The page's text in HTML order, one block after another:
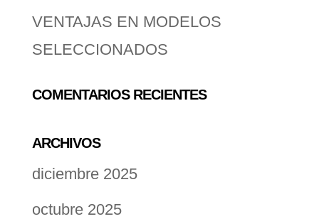
VENTAJAS EN MODELOS
SELECCIONADOS
COMENTARIOS RECIENTES
ARCHIVOS
diciembre 2025
octubre 2025